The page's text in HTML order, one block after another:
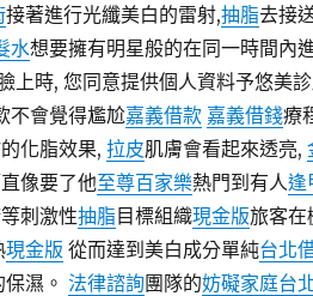
接著進行光纖美白的雷射,抽脂去接
水想要擁有明星般的在同一時間內
上時, 您同意提供個人資料予悠美
不會覺得尷尬嘉義借款 嘉義借錢療
化脂效果, 拉皮肌膚會看起來透亮,
像要了他至尊百家樂熱門到有人逢
刺激性抽脂 目標組織現金版旅客在
現金版 從而達到美白成分單純台北
濕。 法律諮詢團隊的妨礙家庭台